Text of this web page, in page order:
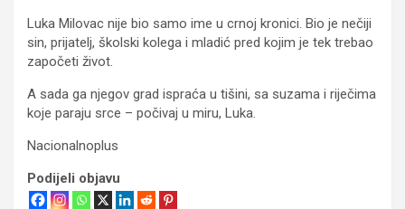
Luka Milovac nije bio samo ime u crnoj kronici. Bio je nečiji
sin, prijatelj, školski kolega i mladić pred kojim je tek trebao
započeti život.
A sada ga njegov grad ispraća u tišini, sa suzama i riječima
koje paraju srce – počivaj u miru, Luka.
Nacionalnoplus
Podijeli objavu